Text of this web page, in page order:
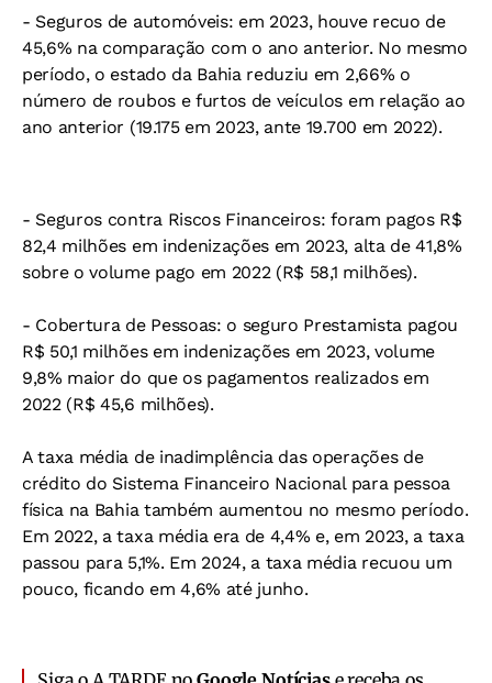
- Seguros de automóveis: em 2023, houve recuo de
45,6% na comparação com o ano anterior. No mesmo
período, o estado da Bahia reduziu em 2,66% o
número de roubos e furtos de veículos em relação ao
ano anterior (19.175 em 2023, ante 19.700 em 2022).
- Seguros contra Riscos Financeiros: foram pagos R$
82,4 milhões em indenizações em 2023, alta de 41,8%
sobre o volume pago em 2022 (R$ 58,1 milhões).
- Cobertura de Pessoas: o seguro Prestamista pagou
R$ 50,1 milhões em indenizações em 2023, volume
9,8% maior do que os pagamentos realizados em
2022 (R$ 45,6 milhões).
A taxa média de inadimplência das operações de
crédito do Sistema Financeiro Nacional para pessoa
física na Bahia também aumentou no mesmo período.
Em 2022, a taxa média era de 4,4% e, em 2023, a taxa
passou para 5,1%. Em 2024, a taxa média recuou um
pouco, ficando em 4,6% até junho.